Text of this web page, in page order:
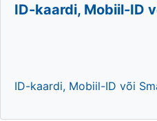
ID-kaardi, Mobiil-ID
ID-kaardi, Mobiil-ID või